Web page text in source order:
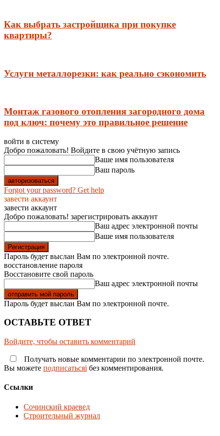
Как выбрать застройщика при покупке
квартиры?
Услуги металлорезки: как реально сэкономить
Монтаж газового отопления загородного дома
под ключ: почему это правильное решение
войти в систему
Добро пожаловать! Войдите в свою учётную запись
Ваше имя пользователя
Ваш пароль
Forgot your password? Get help
завести аккаунт
завести аккаунт
Добро пожаловать! зарегистрировать аккаунт
Ваш адрес электронной почты
Ваше имя пользователя
Пароль будет выслан Вам по электронной почте.
восстановление пароля
Восстановите свой пароль
Ваш адрес электронной почты
Пароль будет выслан Вам по электронной почте.
ОСТАВЬТЕ ОТВЕТ
Войдите, чтобы оставить комментарий
Получать новые комментарии по электронной почте.
Вы можете подписатьсяi без комментирования.
Ссылки
Сочинский краевед
Строительный журнал